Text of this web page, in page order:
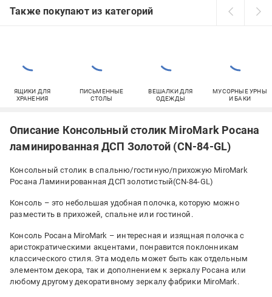
Также покупают из категорий
ЯЩИКИ ДЛЯ
ХРАНЕНИЯ
ПИСЬМЕННЫЕ
СТОЛЫ
ВЕШАЛКИ ДЛЯ
ОДЕЖДЫ
МУСОРНЫЕ УРНЫ
И БАКИ
Описание Консольный столик MiroMark Росана
ламинированная ДСП Золотой (CN-84-GL)
Консольный столик в спальню/гостиную/прихожую MiroMark
Росана Ламинированная ДСП золотистый(CN-84-GL)
Консоль – это небольшая удобная полочка, которую можно
разместить в прихожей, спальне или гостиной.
Консоль Росана MiroMark – интересная и изящная полочка с
аристократическими акцентами, понравится поклонникам
классического стиля. Эта модель может быть как отдельным
элементом декора, так и дополнением к зеркалу Росана или
любому другому декоративному зеркалу фабрики MiroMark.